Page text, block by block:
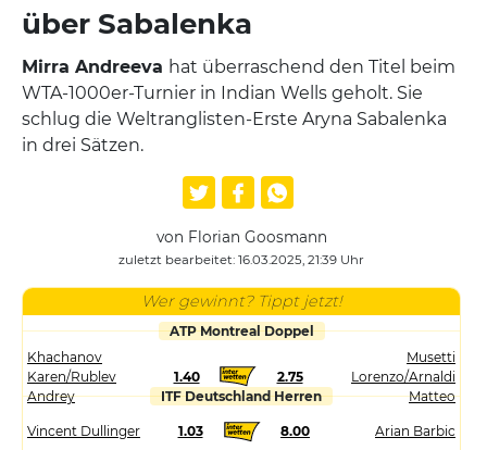
über Sabalenka
Mirra Andreeva hat überraschend den Titel beim
WTA-1000er-Turnier in Indian Wells geholt. Sie
schlug die Weltranglisten-Erste Aryna Sabalenka
in drei Sätzen.
von Florian Goosmann
zuletzt bearbeitet: 16.03.2025, 21:39 Uhr
Wer gewinnt? Tippt jetzt!
ATP Montreal Doppel
Khachanov
Karen/Rublev
Andrey
1.40 2.75
Musetti
Lorenzo/Arnaldi
Matteo
ITF Deutschland Herren
Vincent Dullinger 1.03 8.00
Arian Barbic